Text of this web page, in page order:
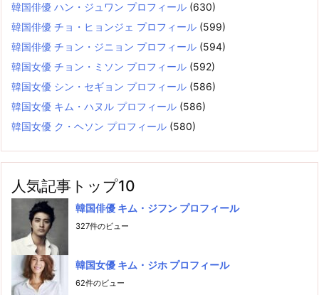
韓国俳優 ハン・ジュワン プロフィール (630)
韓国俳優 チョ・ヒョンジェ プロフィール (599)
韓国俳優 チョン・ジニョン プロフィール (594)
韓国女優 チョン・ミソン プロフィール (592)
韓国女優 シン・セギョン プロフィール (586)
韓国女優 キム・ハヌル プロフィール (586)
韓国女優 ク・ヘソン プロフィール (580)
人気記事トップ10
韓国俳優 キム・ジフン プロフィール
327件のビュー
韓国女優 キム・ジホ プロフィール
62件のビュー